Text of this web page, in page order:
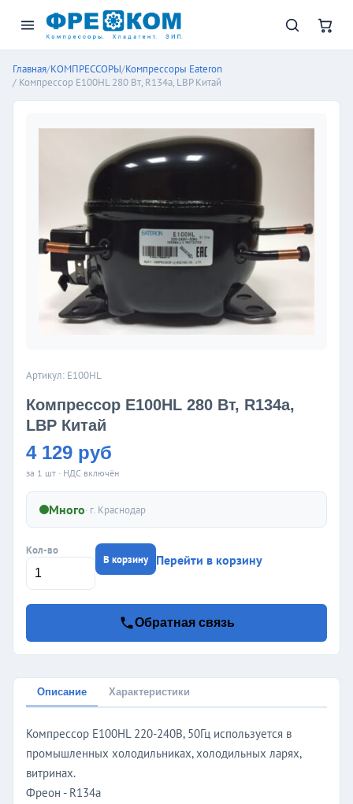
Главная/КОМПРЕССОРЫ/Компрессоры Eateron
/ Компрессор E100HL 280 Вт, R134а, LBP Китай
Артикул: E100HL
Компрессор E100HL 280 Вт, R134а,
LBP Китай
4 129 руб
за 1 шт · НДС включён
Много· г. Краснодар
Кол-во
В корзину Перейти в корзину
Обратная связь
Описание Характеристики
Компрессор E100HL 220-240В, 50Гц используется в
промышленных холодильниках, холодильных ларях,
витринах.
Фреон - R134a